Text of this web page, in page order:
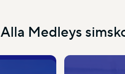
Alla Medleys